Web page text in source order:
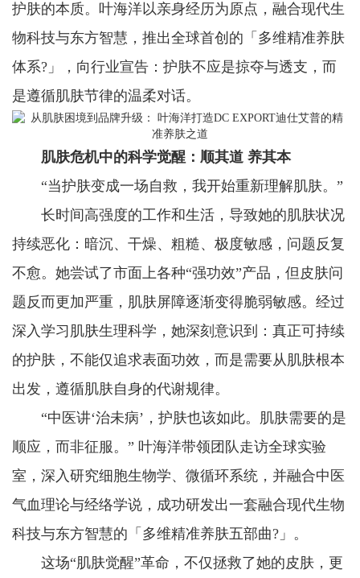
护肤的本质。叶海洋以亲身经历为原点，融合现代生
物科技与东方智慧，推出全球首创的「多维精准养肤
体系?」，向行业宣告：护肤不应是掠夺与透支，而
是遵循肌肤节律的温柔对话。
肌肤危机中的科学觉醒：顺其道 养其本
“当护肤变成一场自救，我开始重新理解肌肤。”
长时间高强度的工作和生活，导致她的肌肤状况
持续恶化：暗沉、干燥、粗糙、极度敏感，问题反复
不愈。她尝试了市面上各种“强功效”产品，但皮肤问
题反而更加严重，肌肤屏障逐渐变得脆弱敏感。经过
深入学习肌肤生理科学，她深刻意识到：真正可持续
的护肤，不能仅追求表面功效，而是需要从肌肤根本
出发，遵循肌肤自身的代谢规律。
“中医讲‘治未病’，护肤也该如此。肌肤需要的是
顺应，而非征服。” 叶海洋带领团队走访全球实验
室，深入研究细胞生物学、微循环系统，并融合中医
气血理论与经络学说，成功研发出一套融合现代生物
科技与东方智慧的「多维精准养肤五部曲?」。
这场“肌肤觉醒”革命，不仅拯救了她的皮肤，更